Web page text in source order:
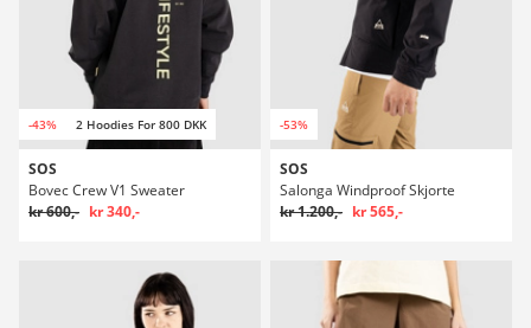
-43% 2 Hoodies For 800 DKK
SOS
Bovec Crew V1 Sweater
kr 600,- kr 340,-
-53%
SOS
Salonga Windproof Skjorte
kr 1.200,- kr 565,-